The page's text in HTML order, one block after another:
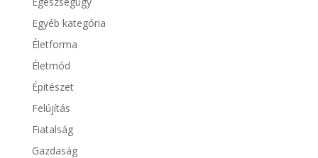
Egyéb kategória
Életforma
Életmód
Épitészet
Felújítás
Fiatalság
Gazdaság